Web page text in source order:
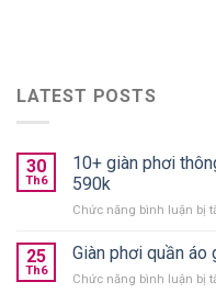
LATEST POSTS
30
Th6
10+ giàn phơi
590k
Chức năng bình luận bị
25
Th6
Giàn phơi quần áo
Chức năng bình luận bị